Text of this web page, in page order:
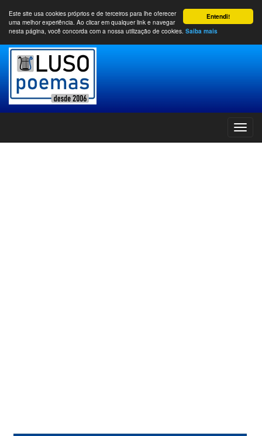
Entendi!
Este site usa cookies próprios e de terceiros para lhe oferecer
uma melhor experiência. Ao clicar em qualquer link e navegar
nesta página, você concorda com a nossa utilização de cookies. Saiba mais